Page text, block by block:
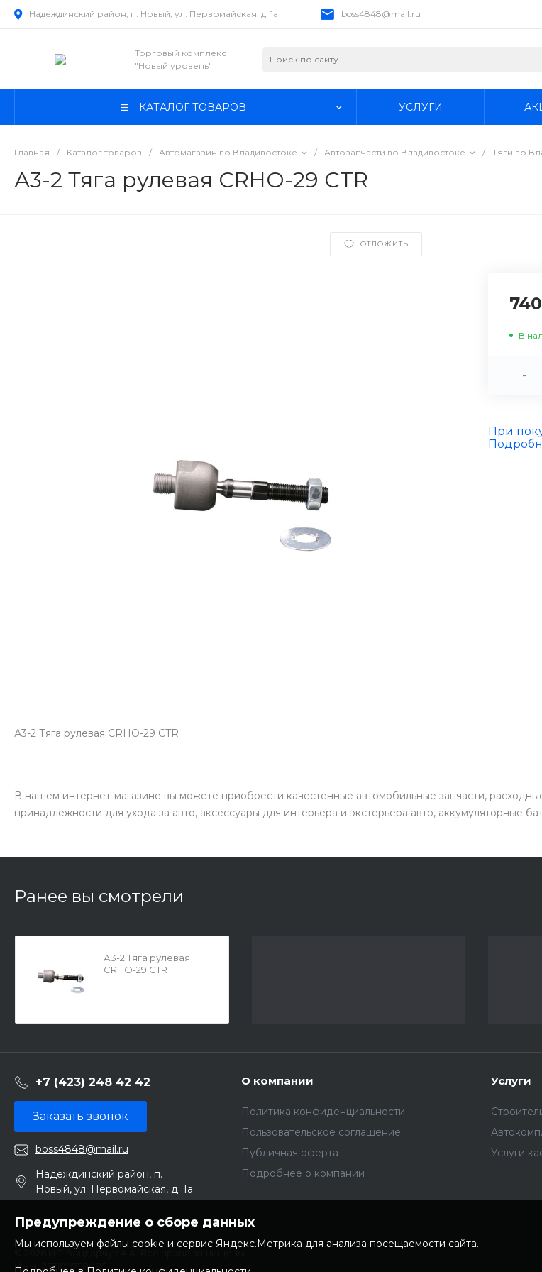
Надеждинский район, п. Новый, ул. Первомайская, д. 1а boss4848@mail.ru
Торговый комплекс
"Новый уровень"
КАТАЛОГ ТОВАРОВ УСЛУГИ
Главная / Каталог товаров / Автомагазин во Владивостоке / Автозапчасти во Владивостоке / Тяги во
А3-2 Тяга рулевая CRHO-29 CTR
ОТЛОЖИТЬ
А3-2 Тяга рулевая CRHO-29 CTR
В
-
При
В нашем интернет-магазине вы можете приобрести качестенные автомобильные запчасти,
принадлежности для ухода за авто, аксессуары для интерьера и экстерьера авто, аккумуляторные
Ранее вы смотрели
А3-2 Тяга рулевая
CRHO-29 CTR
+7 (423) 248 42 42
Заказать звонок
boss4848@mail.ru
Надеждинский район, п.
Новый, ул. Первомайская, д. 1а
О компании
Политика конфиденциальности
Пользовательское соглашение
Публичная оферта
Подробнее о компании
Услуги
Услуги
© 2026 ИП Бондарчук А.А. Все права защищены.
ИНН: 252100758085
Предупреждение о сборе данных
Мы используем файлы cookie и сервис Яндекс.Метрика для анализа посещаемости сайта.